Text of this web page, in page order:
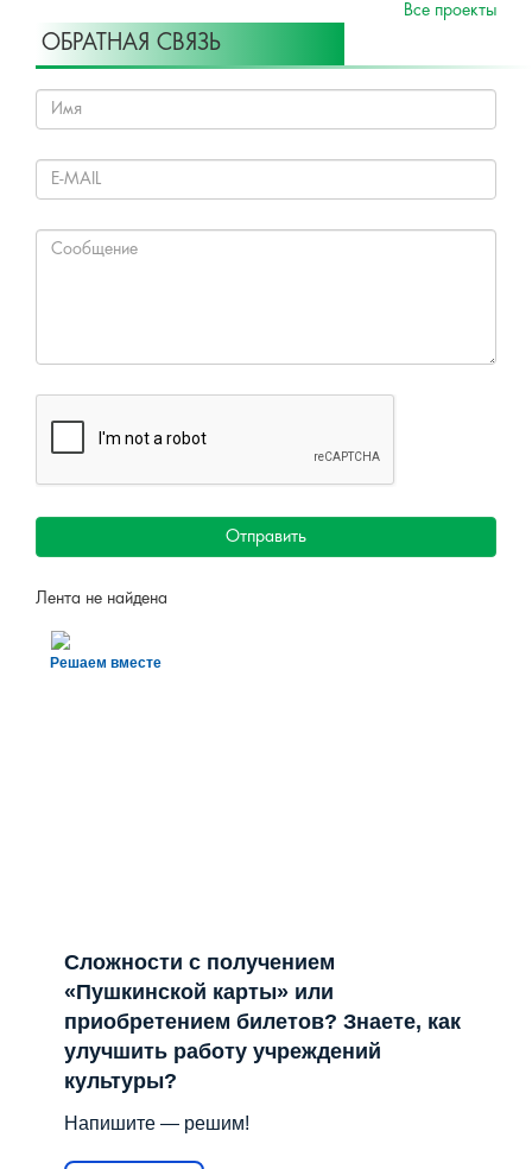
Все проекты
ОБРАТНАЯ СВЯЗЬ
Отправить
Лента не найдена
Решаем вместе
Сложности с получением
«Пушкинской карты» или
приобретением билетов? Знаете, как
улучшить работу учреждений
культуры?
Напишите — решим!